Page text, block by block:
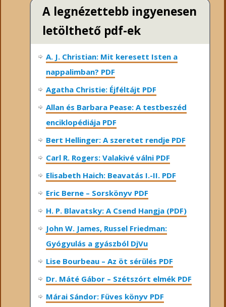
A legnézettebb ingyenesen
letölthető pdf-ek
A. J. Christian: Mit keresett Isten a
nappalimban? PDF
Agatha Christie: Éjféltájt PDF
Allan és Barbara Pease: A testbeszéd
enciklopédiája PDF
Bert Hellinger: A ​szeretet rendje PDF
Carl R. Rogers: Valakivé válni PDF
Elisabeth Haich: Beavatás I.-II. PDF
Eric Berne – Sorskönyv PDF
H. P. Blavatsky: A Csend Hangja (PDF)
John W. James, Russel Friedman:
Gyógyulás a gyászból DjVu
Lise Bourbeau – Az öt sérülés PDF
Dr. Máté Gábor – Szétszórt elmék PDF
Márai Sándor: Füves könyv PDF